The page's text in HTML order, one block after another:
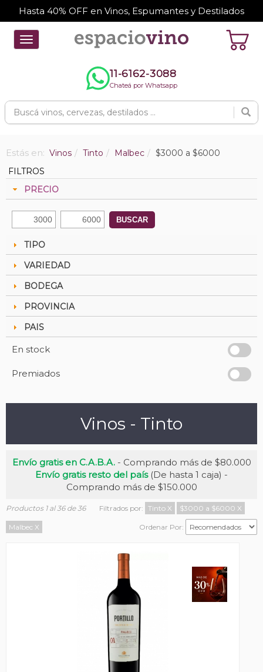
Hasta 40% OFF en Vinos, Espumantes y Destilados
Toggle
navigation
11-6162-3088
Chateá por Whatsapp
Estás en: Vinos Tinto Malbec
$3000 a $6000
FILTROS
PRECIO
BUSCAR
TIPO
VARIEDAD
BODEGA
PROVINCIA
PAIS
En stock
Premiados
Vinos - Tinto
Envío gratis en C.A.B.A.- Comprando más de $80.000
Envío gratis resto del país(De hasta 1 caja) -
Comprando más de $150.000
Productos 1 al 36 de 36 Filtrados por: Tinto X $3000 a $6000 X
Malbec X Ordenar Por: